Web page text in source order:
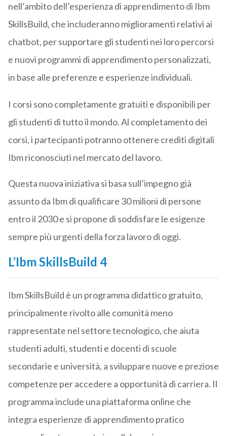
nell’ambito dell’esperienza di apprendimento di Ibm
SkillsBuild, che includeranno miglioramenti relativi ai
chatbot, per supportare gli studenti nei loro percorsi
e nuovi programmi di apprendimento personalizzati,
in base alle preferenze e esperienze individuali.
I corsi sono completamente gratuiti e disponibili per
gli studenti di tutto il mondo. Al completamento dei
corsi, i partecipanti potranno ottenere crediti digitali
Ibm riconosciuti nel mercato del lavoro.
Questa nuova iniziativa si basa sull’impegno già
assunto da Ibm di qualificare 30 milioni di persone
entro il 2030 e si propone di soddisfare le esigenze
sempre più urgenti della forza lavoro di oggi.
L’Ibm SkillsBuild 4
Ibm SkillsBuild è un programma didattico gratuito,
principalmente rivolto alle comunità meno
rappresentate nel settore tecnologico, che aiuta
studenti adulti, studenti e docenti di scuole
secondarie e università, a sviluppare nuove e preziose
competenze per accedere a opportunità di carriera. Il
programma include una piattaforma online che
integra esperienze di apprendimento pratico